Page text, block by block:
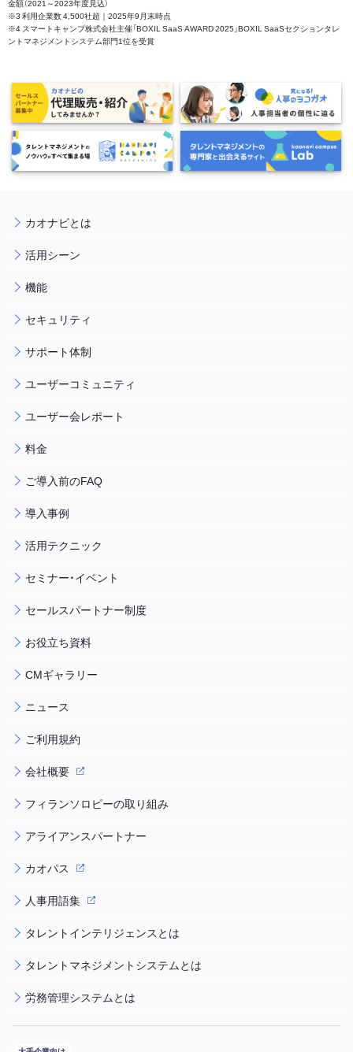
金額（2021～2023年度見込）
※3 利用企業数 4,500社超｜2025年9月末時点
※4 スマートキャンプ株式会社主催「BOXIL SaaS AWARD 2025」BOXIL SaaSセクションタレ
ントマネジメントシステム部門1位を受賞
カオナビとは
活用シーン
機能
セキュリティ
サポート体制
ユーザーコミュニティ
ユーザー会レポート
料金
ご導入前のFAQ
導入事例
活用テクニック
セミナー・イベント
セールスパートナー制度
お役立ち資料
CMギャラリー
ニュース
ご利用規約
会社概要
フィランソロピーの取り組み
アライアンスパートナー
カオパス
人事用語集
タレントインテリジェンスとは
タレントマネジメントシステムとは
労務管理システムとは